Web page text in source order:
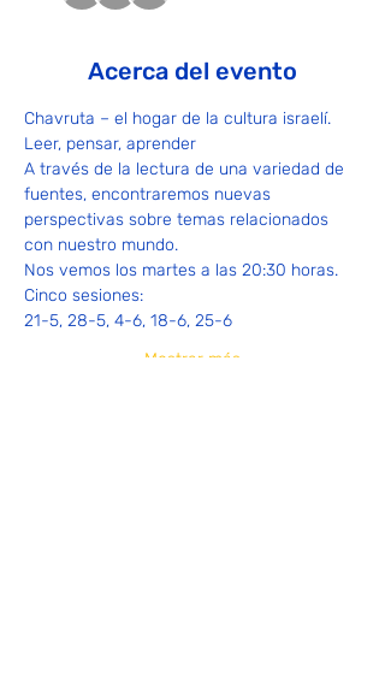
Acerca del evento
Chavruta – el hogar de la cultura israelí.
Leer, pensar, aprender
A través de la lectura de una variedad de
fuentes, encontraremos nuevas
perspectivas sobre temas relacionados
con nuestro mundo.
Nos vemos los martes a las 20:30 horas.
Cinco sesiones:
21-5, 28-5, 4-6, 18-6, 25-6
Mostrar más